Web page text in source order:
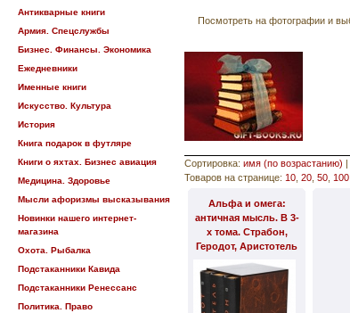
Антикварные книги
Армия. Спецслужбы
Бизнес. Финансы. Экономика
Ежедневники
Именные книги
Искусство. Культура
История
Книга подарок в футляре
Книги о яхтах. Бизнес авиация
Медицина. Здоровье
Мысли афоризмы высказывания
Новинки нашего интернет-
магазина
Охота. Рыбалка
Подстаканники Кавида
Подстаканники Ренессанс
Политика. Право
Посмотреть на фотографии и
Сортировка: имя (по возрастанию)
Товаров на странице: 10 20 50 100
Альфа и омега:
античная мысль. В 3-
х тома. Страбон,
Геродот, Аристотель